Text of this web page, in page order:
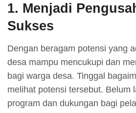
1. Menjadi
Sukses
Dengan beragam potensi yang
desa mampu mencukupi dan
bagi warga desa. Tinggal
melihat potensi tersebut. Belum
program dan dukungan bagi